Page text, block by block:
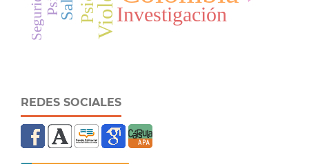
Investigación
REDES SOCIALES